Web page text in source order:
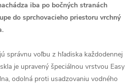
iba po bočných stranách
do sprchovacieho priestoru vrchný
správnu voľbu z hľadiska každodennej
je upravený špeciálnou vrstvou Easy
odolná proti usadzovaniu vodného